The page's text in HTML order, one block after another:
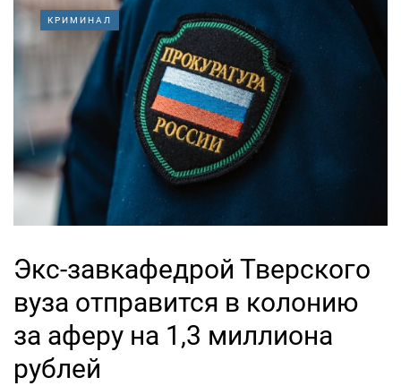
КРИМИНАЛ
Экс-завкафедрой Тверского
вуза отправится в колонию
за аферу на 1,3 миллиона
рублей